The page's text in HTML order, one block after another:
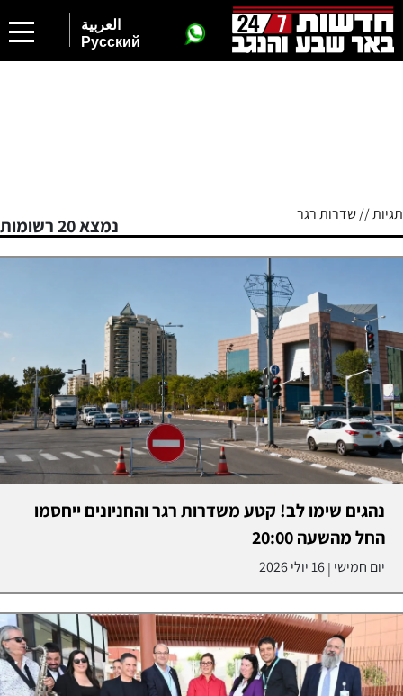
العربية
Русский
תגיות // שדרות רגר
נמצא 20 רשומות
נהגים שימו לב! קטע משדרות רגר והחניונים ייחסמו
החל מהשעה 20:00
יום חמישי |16 יולי 2026